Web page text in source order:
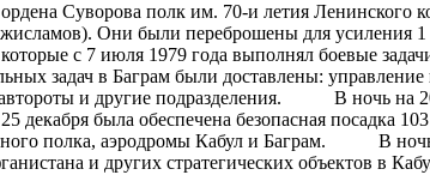
Суворова полк им. 70-и летия Ленинского
Они были переброшены для усиления 1
с 7 июля 1979 года выполнял боевые
задач в Баграм были доставлены: управление
автороты и другие подразделения. В ночь на
была обеспечена безопасная посадка
полка, аэродромы Кабул и Баграм. В
и других стратегических объектов в